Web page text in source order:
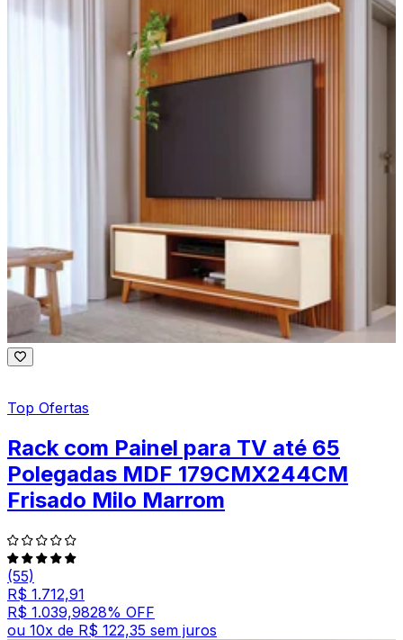
Top Ofertas
Rack com Painel para TV até 65
Polegadas MDF 179CMX244CM
Frisado Milo Marrom
(55)
R$ 1.712,91
R$ 1.039,9828% OFF
ou 10x de R$ 122,35 sem juros